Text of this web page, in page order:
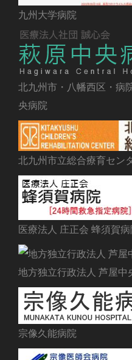
九州大学病院
北九州市・八幡西区・病
央病院
北九州市立総合療育セン
医療法人 庄正会 蜂須賀
地方独立行政法人 芦屋中
宗像久能病院